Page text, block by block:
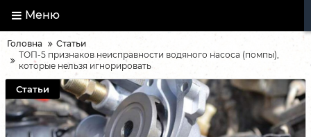
Меню
Головна
Статьи
ТОП-5 признаков неисправности водяного насоса (помпы),
которые нельзя игнорировать
Статьи